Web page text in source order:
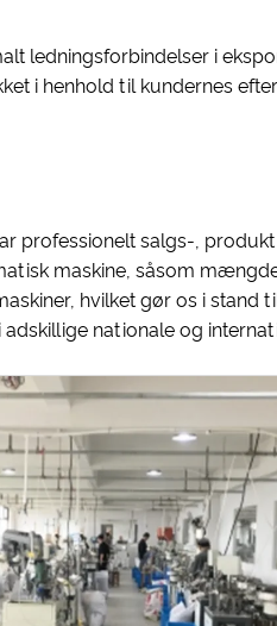
ledningsforbindelser i
i henhold til kundernes
professionelt salgs-,
maskine, såsom
hvilket gør os i stand
adskillige nationale og